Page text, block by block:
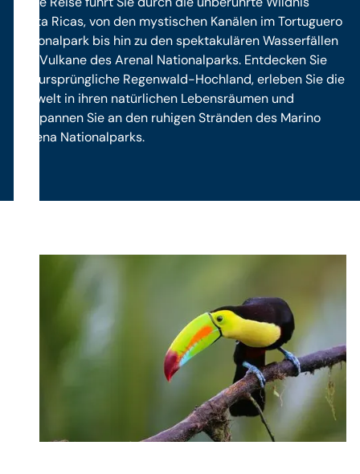
Costa Ricas, von den mystischen Kanälen im Tortuguero
Nationalpark bis hin zu den spektakulären Wasserfällen
und Vulkane des Arenal Nationalparks. Entdecken Sie
das ursprüngliche Regenwald-Hochland, erleben Sie die
Tierwelt in ihren natürlichen Lebensräumen und
entspannen Sie an den ruhigen Stränden des Marino
Ballena Nationalparks.